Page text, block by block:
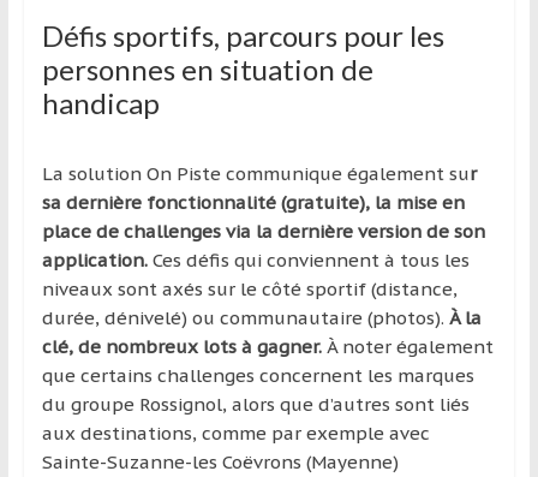
Défis sportifs, parcours pour les
personnes en situation de
handicap
La solution On Piste communique également sur
sa dernière fonctionnalité (gratuite), la mise en
place de challenges via la dernière version de son
application. Ces défis qui conviennent à tous les
niveaux sont axés sur le côté sportif (distance,
durée, dénivelé) ou communautaire (photos). À la
clé, de nombreux lots à gagner. À noter également
que certains challenges concernent les marques
du groupe Rossignol, alors que d’autres sont liés
aux destinations, comme par exemple avec
Sainte-Suzanne-les Coëvrons (Mayenne)